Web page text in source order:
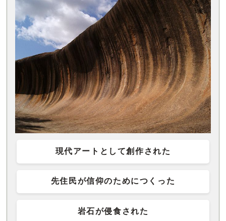
現代アートとして創作された
先住民が信仰のためにつくった
岩石が侵食された